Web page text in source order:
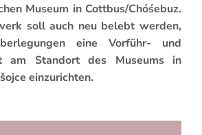
Museum in Cottbus/Chóśebuz.
soll auch neu belebt werden,
eine Vorführ- und
am Standort des Museums in
einzurichten.